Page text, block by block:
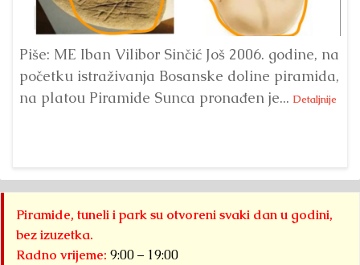
Piše: ME Iban Vilibor Sinčić Još 2006. godine, na
početku istraživanja Bosanske doline piramida,
na platou Piramide Sunca pronađen je... Detaljnije
Piramide, tuneli i park su otvoreni svaki dan u godini,
bez izuzetka.
Radno vrijeme: 9:00 – 19:00